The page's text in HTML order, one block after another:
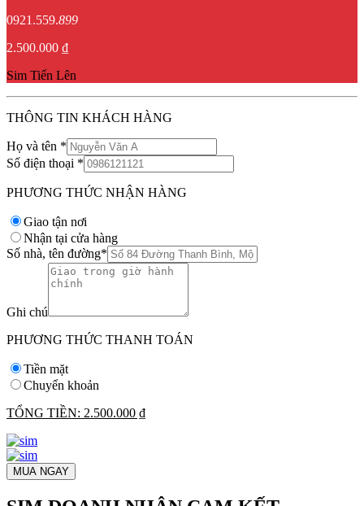
0921.559.899
2.500.000 ₫
Sim Tiến Lên
THÔNG TIN KHÁCH HÀNG
Họ và tên *
Số điện thoại *
PHƯƠNG THỨC NHẬN HÀNG
Giao tận nơi
Nhận tại cửa hàng
Số nhà, tên đường*
Ghi chú
PHƯƠNG THỨC THANH TOÁN
Tiền mặt
Chuyển khoản
TỔNG TIỀN: 2.500.000 ₫
MUA NGAY